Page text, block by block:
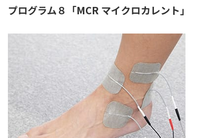
プログラム８「MCR マイクロカレント」